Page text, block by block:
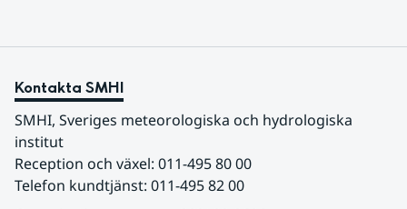
Kontakta SMHI
SMHI, Sveriges meteorologiska och hydrologiska
institut
Reception och växel: 011-495 80 00
Telefon kundtjänst: 011-495 82 00